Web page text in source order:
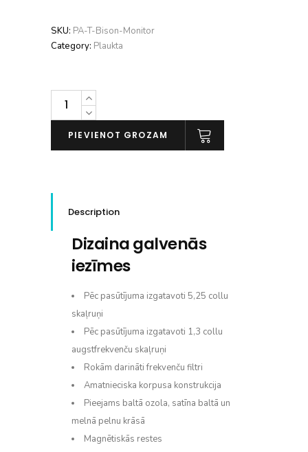
SKU: PA-T-Bison-Monitor
Category: Plaukta
Totem
Monitor
daudzums
PIEVIENOT GROZAM
Description
Dizaina galvenās
iezīmes
Pēc pasūtījuma izgatavoti 5,25 collu
skaļruņi
Pēc pasūtījuma izgatavoti 1,3 collu
augstfrekvenču skaļruņi
Rokām darināti frekvenču filtri
Amatnieciska korpusa konstrukcija
Pieejams baltā ozola, satīna baltā un
melnā pelnu krāsā
Magnētiskās restes